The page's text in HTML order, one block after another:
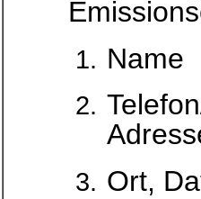
Name
Ort,